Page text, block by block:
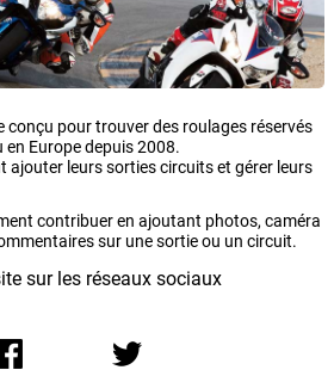
conçu pour trouver des roulages réservés
Europe depuis 2008.
ajouter leurs sorties circuits et gérer leurs
contribuer en ajoutant photos, caméra
sur une sortie ou un circuit.
sur les réseaux sociaux